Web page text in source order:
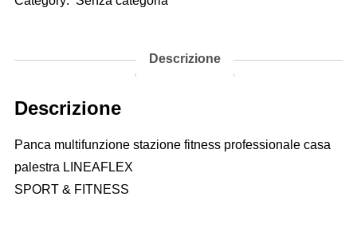
Descrizione
Descrizione
Panca multifunzione stazione fitness professionale casa
palestra LINEAFLEX
SPORT & FITNESS